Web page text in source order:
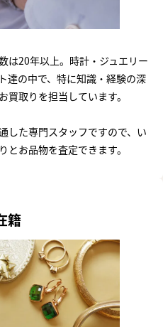
は20年以上。時計・ジュエリー
達の中で、特に知識・経験の深
取りを担当しています。
した専門スタッフですので、い
お品物を査定できます。
籍